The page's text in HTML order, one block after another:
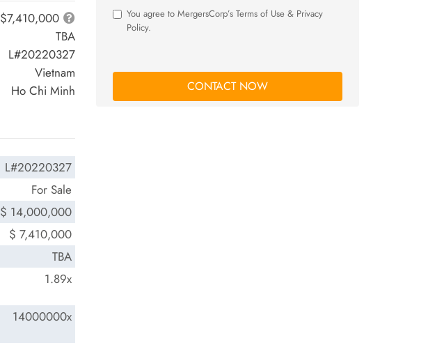
$7,410,000
TBA
L#20220327
Vietnam
Ho Chi Minh
L#20220327
For Sale
$ 14,000,000
$ 7,410,000
TBA
1.89x
14000000x
You agree to MergersCorp’s Terms of Use & Privacy
Policy.